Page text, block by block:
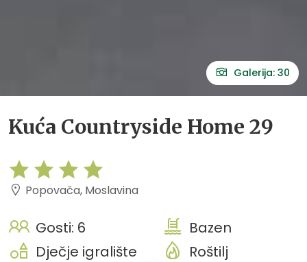
Galerija: 30
Kuća Countryside Home 29
Popovača, Moslavina
Gosti: 6
Bazen
Dječje igralište
Roštilj